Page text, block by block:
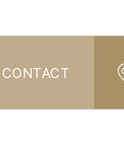
CONTACT